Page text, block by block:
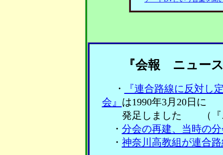
『会報 ニュー
・
『連合路線に反対し
会』 は1990年3月20日に
発足しました （『ニ
・ 分会の再建、当時の
・ 神奈川高教組が連合